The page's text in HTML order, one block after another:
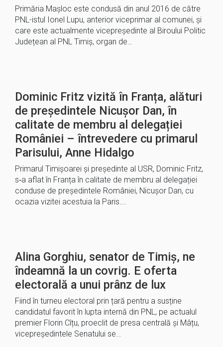
Primăria Mașloc este condusă din anul 2016 de către
PNL-istul Ionel Lupu, anterior viceprimar al comunei, și
care este actualmente vicepreședinte al Biroului Politic
Județean al PNL Timiș, organ de…
Dominic Fritz vizită în Franța, alături
de președintele Nicușor Dan, în
calitate de membru al delegației
României – întrevedere cu primarul
Parisului, Anne Hidalgo
Primarul Timișoarei şi președinte al USR, Dominic Fritz,
s‑a aflat în Franța în calitate de membru al delegației
conduse de președintele României, Nicușor Dan, cu
ocazia vizitei acestuia la Paris….
Alina Gorghiu, senator de Timiș, ne
îndeamnă la un covrig. E oferta
electorală a unui prânz de lux
Fiind în turneu electoral prin țară pentru a susține
candidatul favorit în lupta internă din PNL, pe actualul
premier Florin Cîțu, proeclit de presa centrală și Mâțu,
vicepreședintele Senatului se…